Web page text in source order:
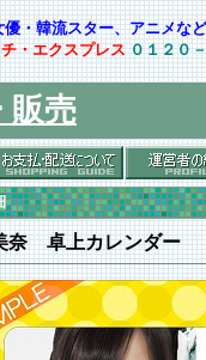
優・韓流スター、アニメ
・エクスプレス ０１２０
販売
奈 卓上カレンダー